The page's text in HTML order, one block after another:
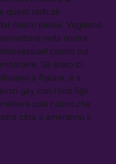
questi radicali
nostro paese. Vogliamo
nella nostra
contro cui
Gli etero ci
a figliare, e a
gay con i loro figli
solo coloro che
città e ameranno il